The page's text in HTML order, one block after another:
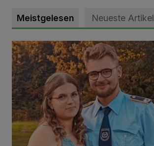
Meistgelesen Neueste Artikel
Mit Herzblut die Gemeinschaft leben